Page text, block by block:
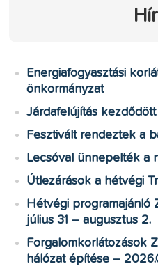
Energiafogyasztási
önkormányzat
Járdafelújítás
Fesztivált rendeztek a
Lecsóval ünnepelték a
Útlezárások a hétvégi
Hétvégi programajánló
július 31 – augusztus 2.
Forgalomkorlátozások
hálózat építése –